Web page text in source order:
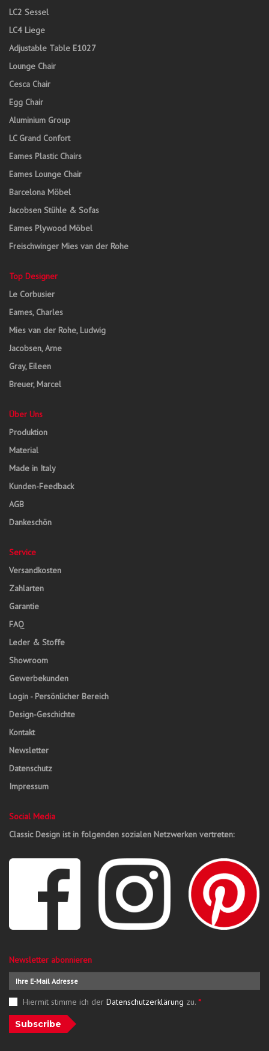
LC2 Sessel
LC4 Liege
Adjustable Table E1027
Lounge Chair
Cesca Chair
Egg Chair
Aluminium Group
LC Grand Confort
Eames Plastic Chairs
Eames Lounge Chair
Barcelona Möbel
Jacobsen Stühle & Sofas
Eames Plywood Möbel
Freischwinger Mies van der Rohe
Top Designer
Le Corbusier
Eames, Charles
Mies van der Rohe, Ludwig
Jacobsen, Arne
Gray, Eileen
Breuer, Marcel
Über Uns
Produktion
Material
Made in Italy
Kunden-Feedback
AGB
Dankeschön
Service
Versandkosten
Zahlarten
Garantie
FAQ
Leder & Stoffe
Showroom
Gewerbekunden
Login - Persönlicher Bereich
Design-Geschichte
Kontakt
Newsletter
Datenschutz
Impressum
Social Media
Classic Design ist in folgenden sozialen Netzwerken vertreten:
Newsletter abonnieren
Hiermit stimme ich der Datenschutzerklärung zu. *
Subscribe